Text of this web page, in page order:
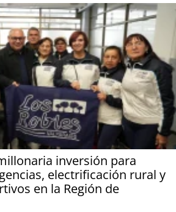
inversión para
electrificación rural y
en la Región de